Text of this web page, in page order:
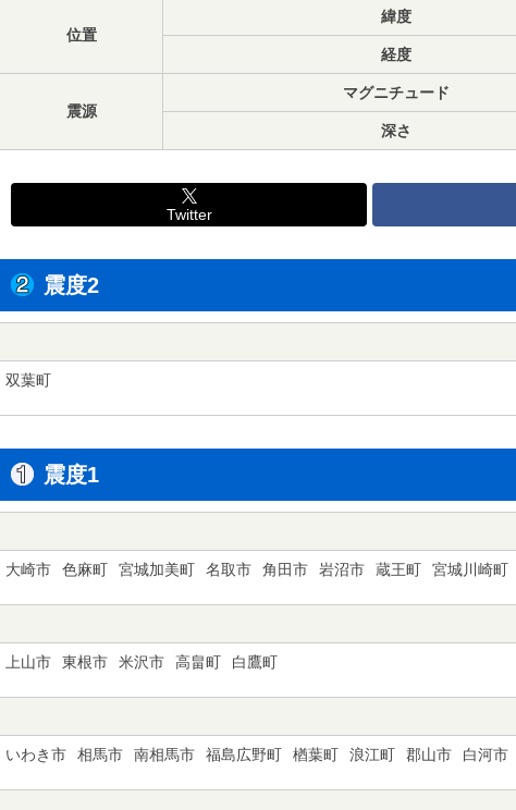
位置
緯度
経度
震源
マグニチュード
深さ
Twitter
震度2
双葉町
震度1
大崎市 色麻町 宮城加美町 名取市 角田市 岩沼市 蔵王町 宮城川崎町
上山市 東根市 米沢市 高畠町 白鷹町
いわき市 相馬市 南相馬市 福島広野町 楢葉町 浪江町 郡山市 白河市